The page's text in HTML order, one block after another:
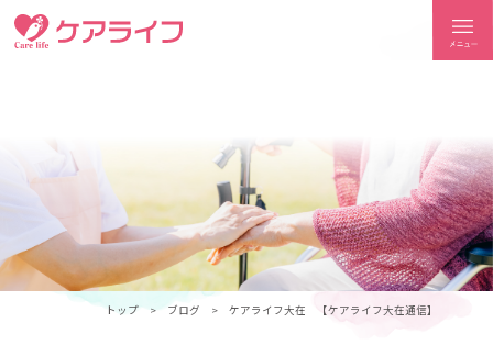
トップ ブログ ケアライフ大在 【ケアライフ大在通信】